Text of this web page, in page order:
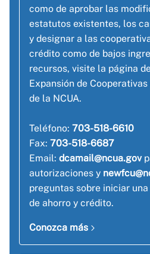
como de aprobar las
estatutos existentes, los
y designar a las
crédito como de bajos
recursos, visite la página
Expansión de
de la NCUA.
Teléfono: 703-518-6610
Fax: 703-518-6687
Email: dcamail@ncua.gov
autorizaciones y
preguntas sobre iniciar
de ahorro y crédito.
Conozca más